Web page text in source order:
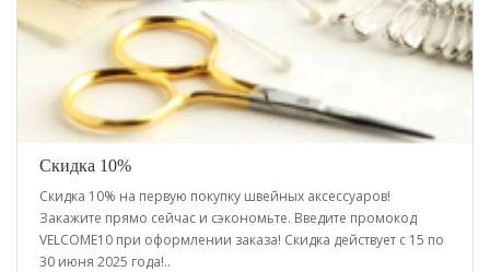
Скидка 10%
Скидка 10% на первую покупку швейных аксессуаров!
Закажите прямо сейчас и сэкономьте. Введите промокод
VELCOME10 при оформлении заказа! Скидка действует с 15 по
30 июня 2025 года!..